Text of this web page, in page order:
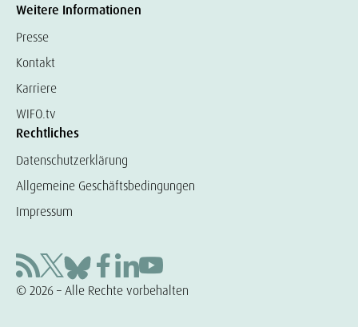
Weitere Informationen
Presse
Kontakt
Karriere
WIFO.tv
Rechtliches
Datenschutzerklärung
Allgemeine Geschäftsbedingungen
Impressum
© 2026 – Alle Rechte vorbehalten